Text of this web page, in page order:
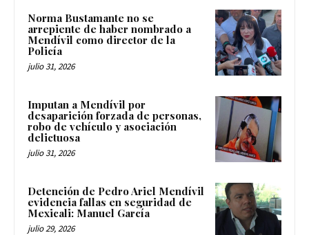
Norma Bustamante no se
arrepiente de haber nombrado a
Mendívil como director de la
Policía
julio 31, 2026
Imputan a Mendívil por
desaparición forzada de personas,
robo de vehículo y asociación
delictuosa
julio 31, 2026
Detención de Pedro Ariel Mendívil
evidencia fallas en seguridad de
Mexicali: Manuel García
julio 29, 2026